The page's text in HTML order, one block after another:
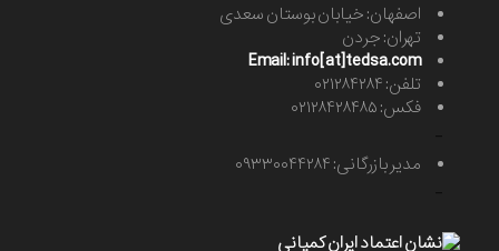
اصفهان: خیابان بوستان سعدی
تهران: جردن
Email: info[at]tedsa.com
تلفن: ۰۲۱۲۸۴۲۸۴
فکس: ۰۲۱۲۸۴۲۸۴۸۵
مدیر بازرگانی: ۰۹۳۳۰۰۴۴۲۸۴